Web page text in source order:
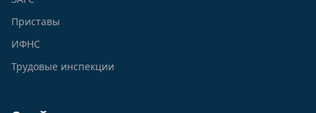
Приставы
ИФНС
Трудовые инспекции